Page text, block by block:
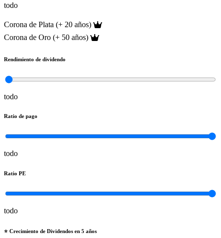
todo
Corona de Plata (+ 20 años)
Corona de Oro (+ 50 años)
Rendimiento de dividendo
todo
Ratio de pago
todo
Ratio PE
todo
⭐️ Crecimiento de Dividendos en 5 años